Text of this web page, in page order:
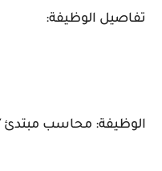
تفاصيل الوظيفة:
الوظيفة: محاسب